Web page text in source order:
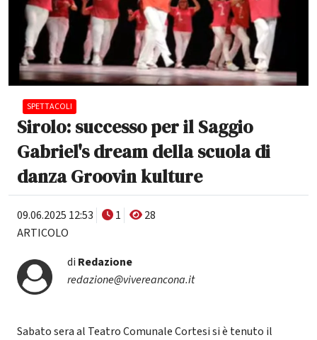
SPETTACOLI
Sirolo: successo per il Saggio
Gabriel's dream della scuola di
danza Groovin kulture
09.06.2025 12:53 1
28
ARTICOLO
di Redazione
redazione@vivereancona.it
Sabato sera al Teatro Comunale Cortesi si è tenuto il